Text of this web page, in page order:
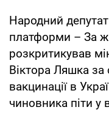
Народний
платформи – За
розкритикував
Віктора Ляшка за
вакцинації в
чиновника піти у